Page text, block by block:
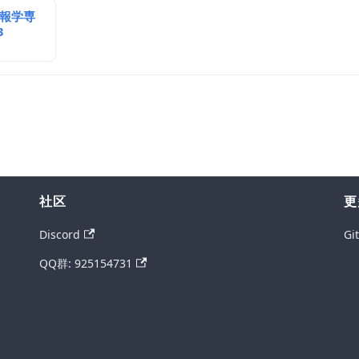
学専
社区
Discord
QQ群: 925154731